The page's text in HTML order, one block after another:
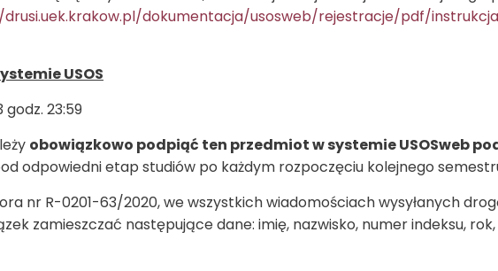
dokumentacja/usosweb/rejestracje/pdf/
USOS
godz. 23:59
obowiązkowo podpiąć ten przedmiot w systemie USOSweb
odpowiedni etap studiów po każdym rozpoczęciu kolejnego
nr R-0201-63/2020, we wszystkich wiadomościach wysyłanych
zamieszczać następujące dane: imię, nazwisko, numer indeksu,